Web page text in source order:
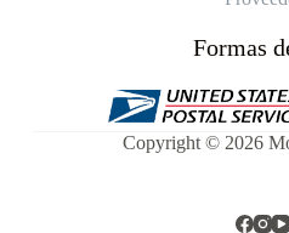
Formas
Copyright © 2026